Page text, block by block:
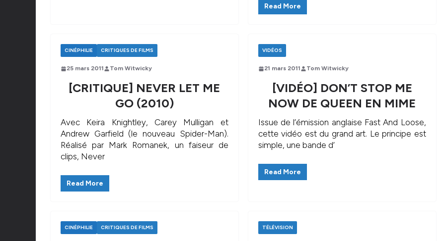
Read More
CINÉPHILIE CRITIQUES DE FILMS
25 mars 2011 Tom Witwicky
[CRITIQUE] NEVER LET ME
GO (2010)
Avec Keira Knightley, Carey Mulligan et
Andrew Garfield (le nouveau Spider-Man).
Réalisé par Mark Romanek, un faiseur de
clips, Never
Read More
VIDÉOS
21 mars 2011 Tom Witwicky
[VIDÉO] DON’T STOP ME
NOW DE QUEEN EN MIME
Issue de l’émission anglaise Fast And Loose,
cette vidéo est du grand art. Le principe est
simple, une bande d’
Read More
CINÉPHILIE CRITIQUES DE FILMS TÉLÉVISION